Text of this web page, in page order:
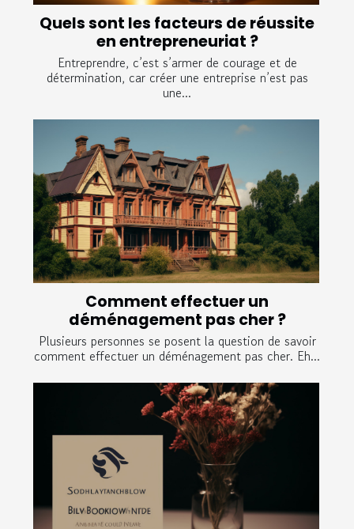
Quels sont les facteurs de réussite
en entrepreneuriat ?
Entreprendre, c’est s’armer de courage et de
détermination, car créer une entreprise n’est pas
une...
Comment effectuer un
déménagement pas cher ?
Plusieurs personnes se posent la question de savoir
comment effectuer un déménagement pas cher. Eh...